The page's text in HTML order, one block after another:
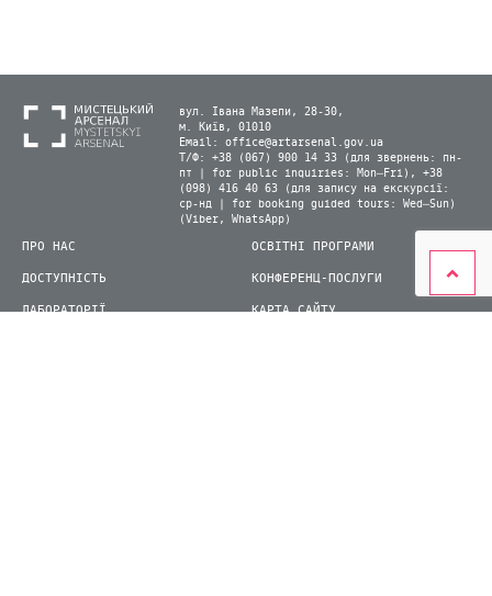
вул. Івана Мазепи, 28-30,
м. Київ, 01010
Email: office@artarsenal.gov.ua
Т/Ф: +38 (067) 900 14 33 (для звернень: пн-
пт | for public inquiries: Mon–Fri), +38
(098) 416 40 63 (для запису на екскурсії:
ср-нд | for booking guided tours: Wed–Sun)
(Viber, WhatsApp)
ПРО НАС
ДОСТУПНІСТЬ
ЛАБОРАТОРІЇ
ОСВІТНІ ПРОГРАМИ
КОНФЕРЕНЦ-ПОСЛУГИ
КАРТА САЙТУ